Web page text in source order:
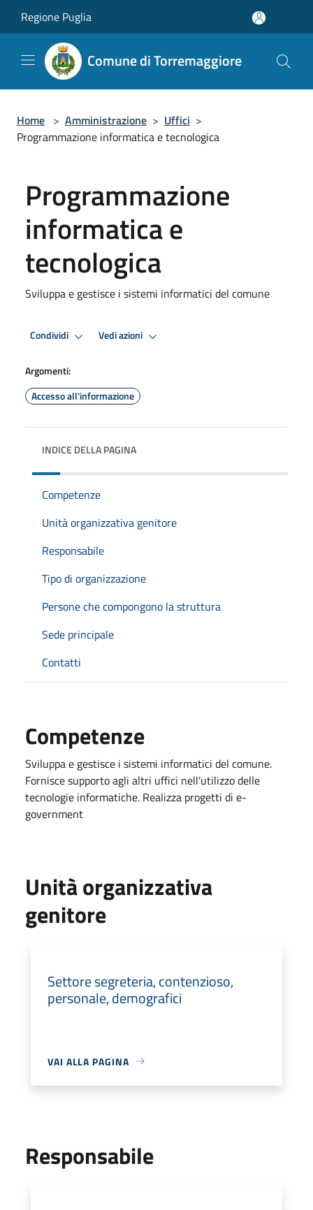
Regione Puglia
Comune di Torremaggiore
Home > Amministrazione > Uffici >
Programmazione informatica e tecnologica
Programmazione
informatica e
tecnologica
Sviluppa e gestisce i sistemi informatici del comune
Condividi Premi Invio per attivare. apre menu
Vedi azioni
Argomenti:
Accesso all'informazione
INDICE DELLA PAGINA
Competenze
Unità organizzativa genitore
Responsabile
Tipo di organizzazione
Persone che compongono la struttura
Sede principale
Contatti
Competenze
Sviluppa e gestisce i sistemi informatici del comune.
Fornisce supporto agli altri uffici nell'utilizzo delle
tecnologie informatiche. Realizza progetti di e-
government
Unità organizzativa
genitore
Settore segreteria, contenzioso,
personale, demografici
VAI ALLA PAGINA
Responsabile